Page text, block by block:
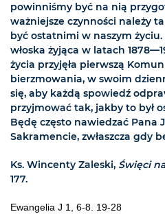
powinniśmy być na nią
ważniejsze czynności należy
być ostatnimi w naszym
włoska żyjąca w latach
życia przyjęła pierwszą
bierzmowania, w swoim
się, aby każdą spowiedź
przyjmować tak, jakby to był
Będę często nawiedzać Pana
Sakramencie, zwłaszcza gdy
Ks. Wincenty Zaleski, Święci
177.
Ewangelia J 1, 6-8. 19-28